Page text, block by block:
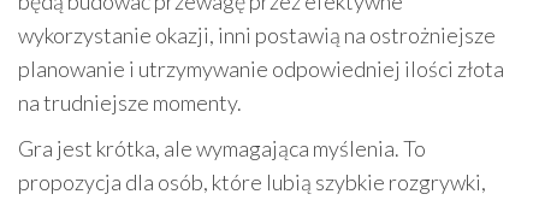
wykorzystanie okazji, inni postawią na ostrożniejsze
planowanie i utrzymywanie odpowiedniej ilości złota
na trudniejsze momenty.
Gra jest krótka, ale wymagająca myślenia. To
propozycja dla osób, które lubią szybkie rozgrywki,